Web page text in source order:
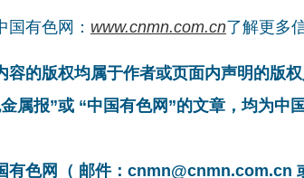
有色网： www.cnmn.com.cn了解更多
的版权均属于作者或页面内声明的版权
属报”或 “中国有色网”的文章，均为中
有色网（ 邮件：cnmn@cnmn.com.cn